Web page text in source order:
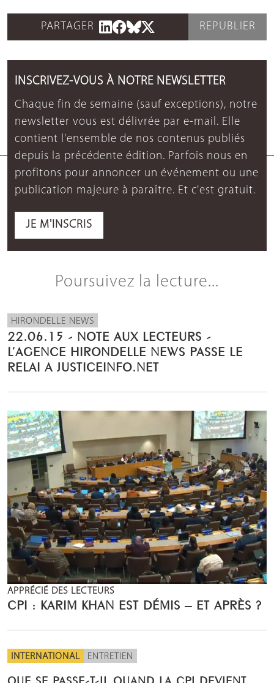
PARTAGER REPUBLIER
INSCRIVEZ-VOUS À NOTRE NEWSLETTER
Chaque fin de semaine (sauf exceptions), notre
newsletter vous est délivrée par e-mail. Elle
contient l'ensemble de nos contenus publiés
depuis la précédente édition. Parfois nous en
profitons pour annoncer un événement ou une
publication majeure à paraître. Et c'est gratuit.
JE M'INSCRIS
Poursuivez la lecture...
HIRONDELLE NEWS
22.06.15 - NOTE AUX LECTEURS -
L’AGENCE HIRONDELLE NEWS PASSE LE
RELAI A JUSTICEINFO.NET
APPRÉCIÉ DES LECTEURS
CPI : KARIM KHAN EST DÉMIS – ET APRÈS ?
INTERNATIONAL ENTRETIEN
QUE SE PASSE-T-IL QUAND LA CPI DEVIENT